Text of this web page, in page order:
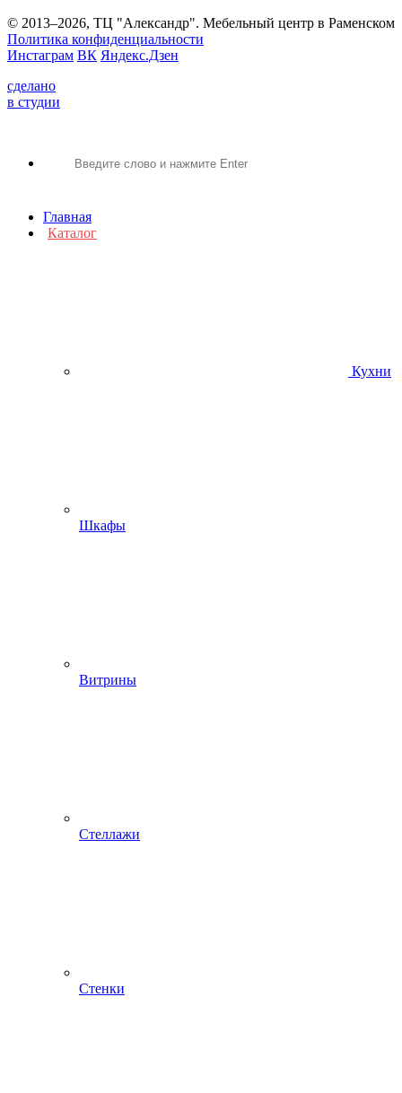
© 2013–2026, ТЦ "Александр". Мебельный центр в Раменском
Политика конфиденциальности
Инстаграм ВК Яндекс.Дзен
сделано
в студии
Главная
Каталог
Кухни
Шкафы
Витрины
Стеллажи
Стенки